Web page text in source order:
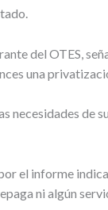
del OTES,
una
necesidades de
el informe
ni algún